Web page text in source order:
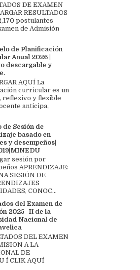
DE EXAMEN
RESULTADOS
postulantes
de Admisión
de Planificación
Anual 2026 |
descargable y
AQUÍ La
curricular es un
reflexivo y flexible
anticipa,
de Sesión de
basado en
y desempeños|
sesión por
APRENDIZAJE:
SESIÓN DE
CONOC...
del Examen de
2025- II de la
Nacional de
DEL EXAMEN
A LA
DE
Í CLIK AQUÍ